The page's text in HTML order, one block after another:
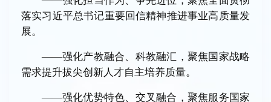
落实习近平总书记重要回信精神推进事业高质量发
展。
——强化产教融合、科教融汇，聚焦国家战略
需求提升拔尖创新人才自主培养质量。
——强化优势特色、交叉融合，聚焦服务国家